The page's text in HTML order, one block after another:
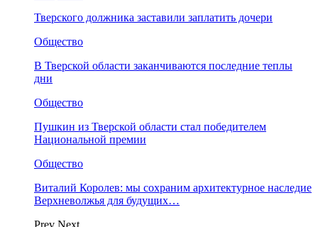
Тверского должника заставили заплатить дочери
Общество
В Тверской области заканчиваются последние теплы
дни
Общество
Пушкин из Тверской области стал победителем
Национальной премии
Общество
Виталий Королев: мы сохраним архитектурное наследие
Верхневолжья для будущих…
Prev Next